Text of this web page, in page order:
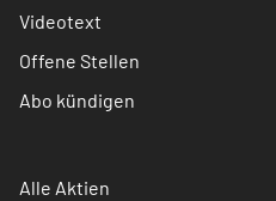
Videotext
Offene Stellen
Abo kündigen
Alle Aktien